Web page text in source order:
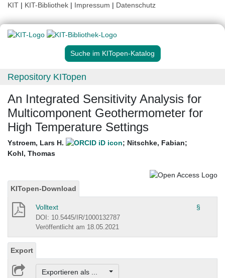
KIT | KIT-Bibliothek | Impressum | Datenschutz
Suche im KITopen-Katalog
Repository KITopen
An Integrated Sensitivity Analysis for
Multicomponent Geothermometer for
High Temperature Settings
Ystroem, Lars H. ; Nitschke, Fabian;
Kohl, Thomas
KITopen-Download
Volltext §
DOI: 10.5445/IR/1000132787
Veröffentlicht am 18.05.2021
Export
Exportieren als ...